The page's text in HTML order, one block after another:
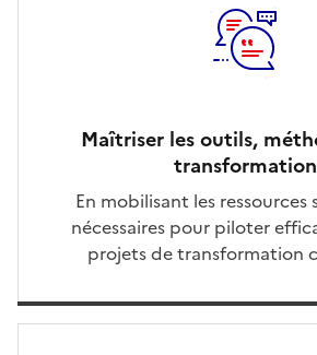
Maîtriser les outils,
transformation
En mobilisant les ressources
nécessaires pour piloter
projets de transformation